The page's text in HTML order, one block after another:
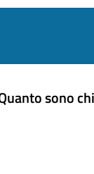
sono